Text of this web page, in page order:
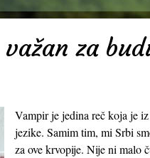
za
Vampir je jedina reč koja je
jezike. Samim tim, mi Srbi
za ove krvopije. Nije ni malo